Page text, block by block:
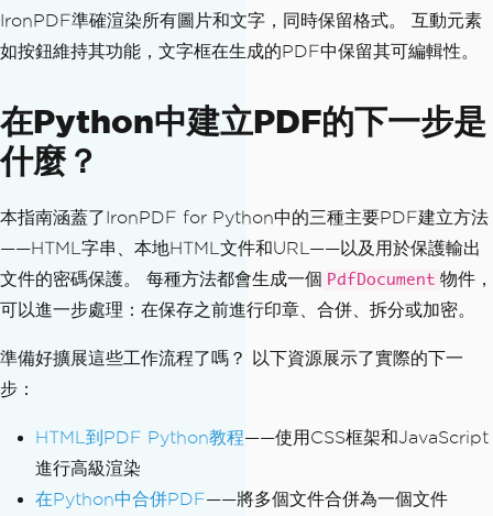
# --- URL to PDF ---
renderer
pdf = renderer . RenderUrlAsPdf(
"http
pdf. SaveAs "url.pdf")
# --- Password-protected PDF ---
harable"
. SecuritySettings
pdf.SecuritySettings.AllowUserPrinting
=
True
eContent
=
False
IronPDF準確渲染所有圖片和文字，同時保留格式。 互動元素
如按鈕維持其功能，文字框在生成的PDF中保留其可編輯性。
在Python中建立PDF的下一步是
什麼？
本指南涵蓋了IronPDF for Python中的三種主要PDF建立方法
——HTML字串、本地HTML文件和URL——以及用於保護輸出
文件的密碼保護。 每種方法都會生成一個 PdfDocument 物件，
可以進一步處理：在保存之前進行印章、合併、拆分或加密。
準備好擴展這些工作流程了嗎？ 以下資源展示了實際的下一
步：
HTML到PDF Python教程——使用CSS框架和JavaScript
進行高級渲染
在Python中合併PDF——將多個文件合併為一個文件